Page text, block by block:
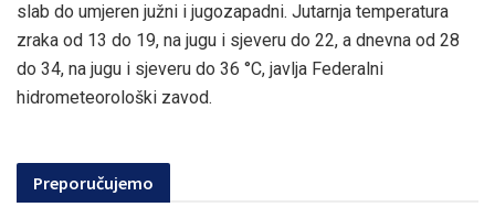
slab do umjeren južni i jugozapadni. Jutarnja temperatura
zraka od 13 do 19, na jugu i sjeveru do 22, a dnevna od 28
do 34, na jugu i sjeveru do 36 °C, javlja Federalni
hidrometeorološki zavod.
Preporučujemo